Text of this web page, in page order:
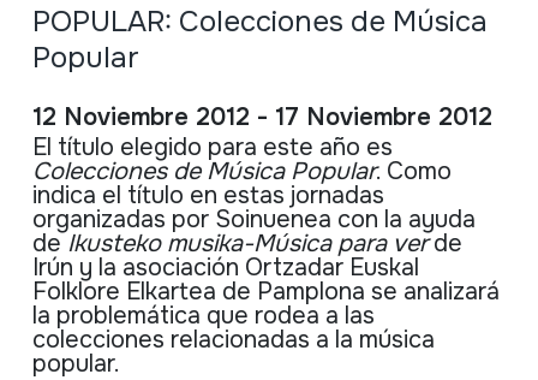
POPULAR: Colecciones de Música
Popular
12 Noviembre 2012 - 17 Noviembre 2012
El título elegido para este año es
Colecciones de Música Popular. Como
indica el título en estas jornadas
organizadas por Soinuenea con la ayuda
deIkusteko musika-Música para ver de
Irún y la asociación Ortzadar Euskal
Folklore Elkartea de Pamplona se analizará
la problemática que rodea a las
colecciones relacionadas a la música
popular.